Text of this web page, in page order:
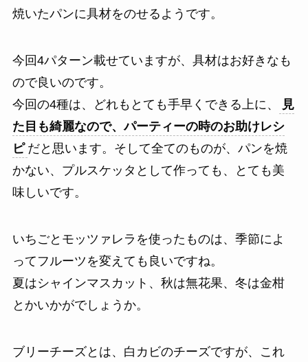
焼いたパンに具材をのせるようです。
今回4パターン載せていますが、具材はお好きなも
ので良いのです。
今回の4種は、どれもとても手早くできる上に、
見
た目も綺麗なので、パーティーの時のお助けレシ
ピ だと思います。そして全てのものが、パンを焼
かない、プルスケッタとして作っても、とても美
味しいです。
いちごとモッツァレラを使ったものは、季節によ
ってフルーツを変えても良いですね。
夏はシャインマスカット、秋は無花果、冬は金柑
とかいかがでしょうか。
ブリーチーズとは、白カビのチーズですが、これ